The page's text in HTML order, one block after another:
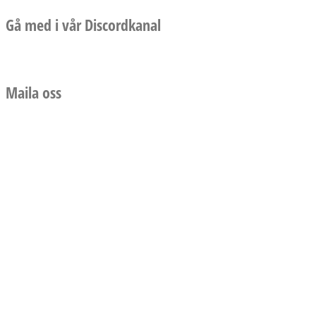
Gå med i vår Discordkanal
Maila oss